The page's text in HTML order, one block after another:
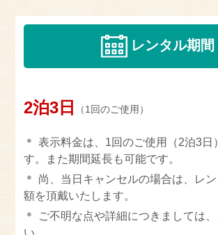
レンタル期間
2泊3日 （1回のご使用）
表示料金は、1回のご使用（2泊3日
す。また期間延長も可能です。
尚、当日キャンセルの場合は、レ
額を頂戴いたします。
ご不明な点や詳細につきましては
い。